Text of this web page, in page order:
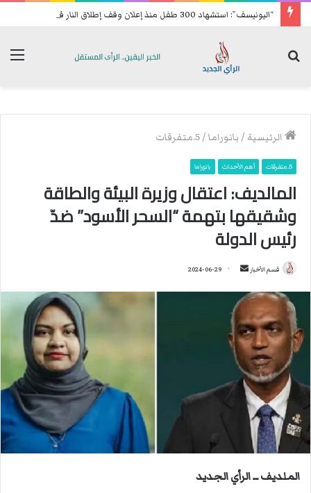
“اليونيسف”: استشهاد 300 طفل منذ إعلان وقف إطلاق النار في غزة
الرئيسية /بانوراما/5.متفرقات
5.متفرقات أهم الأحداث بانوراما
المالديف: اعتقال وزيرة البيئة والطاقة
وشقيقها بتهمة “السحر الأسود” ضدّ
رئيس الدولة
قسم الأخبار
س
ب
ي
ك
ت
2024-06-29
الملديف ــ الرأي الجديد